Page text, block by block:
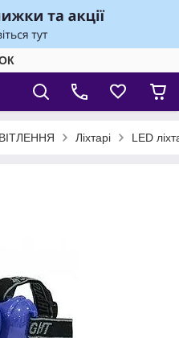
Ліхтарі LED